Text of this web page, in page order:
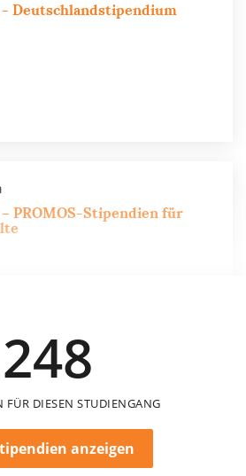
- Deutschlandstipendium
PROMOS-Stipendien für
248
FÜR DIESEN STUDIENGANG
anzeigen